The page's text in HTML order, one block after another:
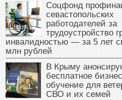
Соцфонд
севастопольских
работодателей за
трудоустройство
инвалидностью — за 5 лет
млн рублей
В Крыму
бесплатное
обучение для
СВО и их семей